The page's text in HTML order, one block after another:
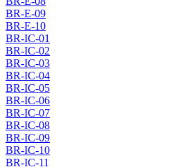
BR-E-09
BR-E-10
BR-IC-01
BR-IC-02
BR-IC-03
BR-IC-04
BR-IC-05
BR-IC-06
BR-IC-07
BR-IC-08
BR-IC-09
BR-IC-10
BR-IC-11